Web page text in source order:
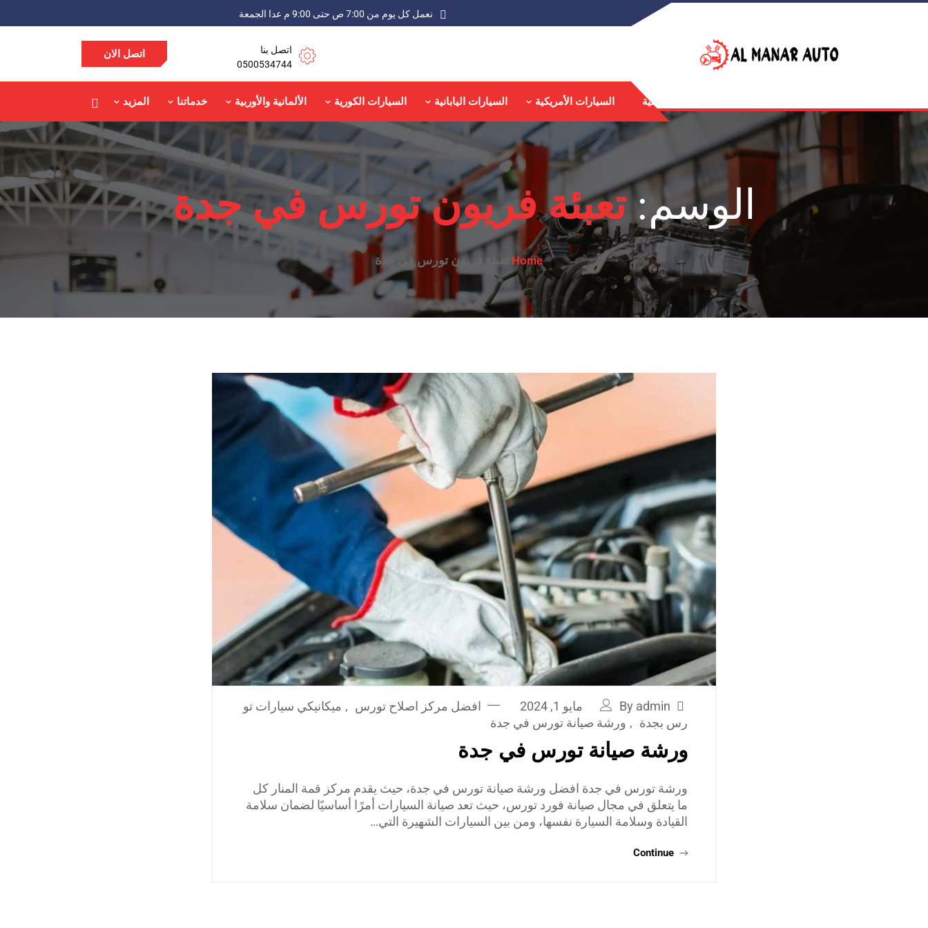
نعمل كل يوم من 7:00 ص حتى 9:00 م عدا الجمعة
اتصل بنا
0500534744
اتصل الان
الرئيسية السيارات الأمريكية السيارات اليابانية السيارات الكورية الألمانية والأوربية خدماتنا المزيد
الوسم:تعبئة فريون تورس في جدة
Home تعبئة فريون تورس في جدة
By admin مايو 1, 2024 افضل مركز اصلاح تورس , ميكانيكي سيارات تو
رس بجدة , ورشة صيانة تورس في جدة
ورشة صيانة تورس في جدة
ورشة تورس في جدة افضل ورشة صيانة تورس في جدة، حيث يقدم مركز قمة المنار كل
ما يتعلق في مجال صيانة فورد تورس، حيث تعد صيانة السيارات أمرًا أساسيًا لضمان سلامة
القيادة وسلامة السيارة نفسها، ومن بين السيارات الشهيرة التي…
Continue